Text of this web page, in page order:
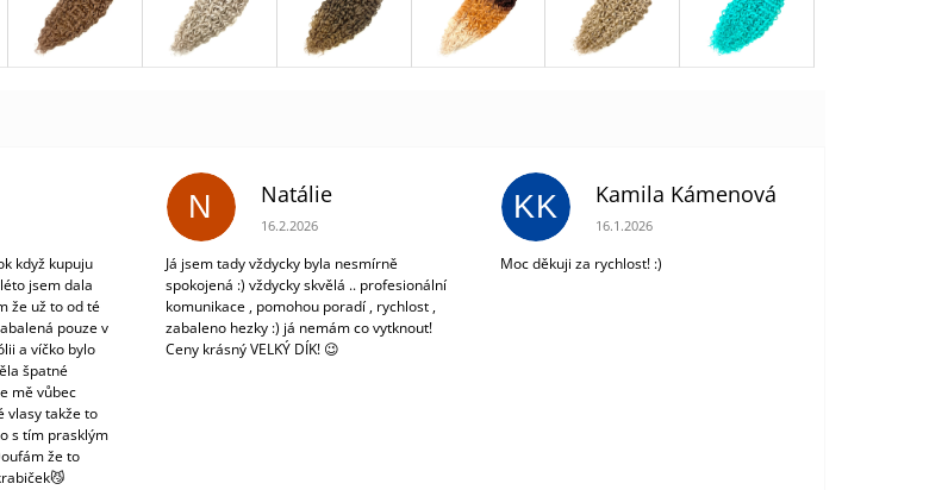
je 3 z 5 hvězdiček.
když kupuju
jsem dala
že už to od té
pouze v
a víčko bylo
špatné
mě vůbec
vlasy takže to
s tím prasklým
že to
N Natálie
Hodnocení obchodu je 5 z 5 hvězdiček.
16.2.2026
Já jsem tady vždycky byla nesmírně
spokojená :) vždycky skvělá .. profesionální
komunikace , pomohou poradí , rychlost ,
zabaleno hezky :) já nemám co vytknout!
Ceny krásný VELKÝ DÍK! 😉
KK Kamila Kámenová
Hodnocení obchodu je 5 z 5 hvězdiček.
16.1.2026
Moc děkuji za rychlost! :)